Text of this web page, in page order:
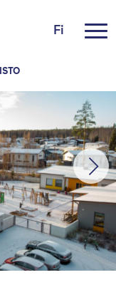
Fi
Touhula
olemme